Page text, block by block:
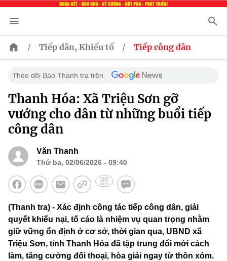
/ Tiếp dân, Khiếu tố / Tiếp công dân
Theo dõi Báo Thanh tra trên
Thanh Hóa: Xã Triệu Sơn gỡ
vướng cho dân từ những buổi tiếp
công dân
Văn Thanh
Thứ ba, 02/06/2026 - 09:40
(Thanh tra) - Xác định công tác tiếp công dân, giải
quyết khiếu nại, tố cáo là nhiệm vụ quan trọng nhằm
giữ vững ổn định ở cơ sở, thời gian qua, UBND xã
Triệu Sơn, tỉnh Thanh Hóa đã tập trung đổi mới cách
làm, tăng cường đối thoại, hòa giải ngay từ thôn xóm.